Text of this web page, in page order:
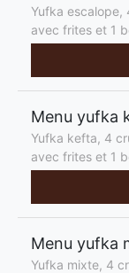
Yufka escalope,
avec frites et 1
Menu yufka
Yufka kefta, 4
avec frites et 1
Menu yufka
Yufka mixte, 4